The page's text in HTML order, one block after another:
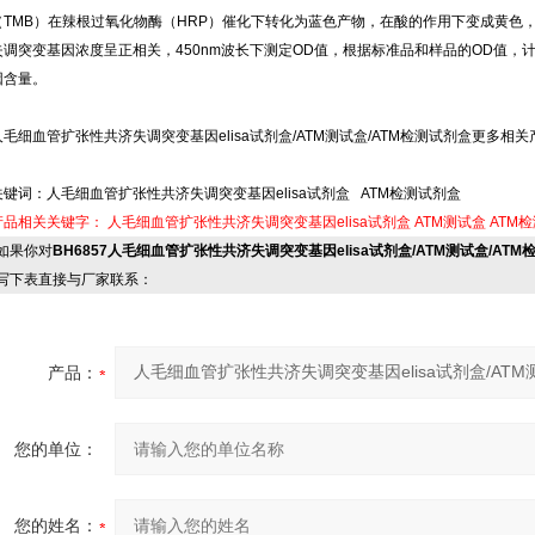
TMB）在辣根过氧化物酶（HRP）催化下转化为蓝色产物，在酸的作用下变成黄色
调突变基因浓度呈正相关，450nm波长下测定OD值，根据标准品和样品的OD值，
量。
毛细血管扩张性共济失调突变基因elisa试剂盒/ATM测试盒/ATM检测试剂盒更多相
键词：人毛细血管扩张性共济失调突变基因elisa试剂盒 ATM检测试剂盒
品相关关键字：
人毛细血管扩张性共济失调突变基因elisa试剂盒 ATM测试盒 ATM
你对BH6857人毛细血管扩张性共济失调突变基因elisa试剂盒/ATM测试盒/ATM
下表直接与厂家联系：
产品：
您的单位：
您的姓名：